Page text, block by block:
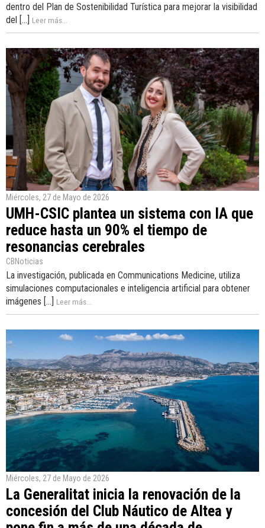
dentro del Plan de Sostenibilidad Turística para mejorar la visibilidad
del [...] Leer más...
Miércoles, 27 de Mayo de 2026
UMH-CSIC plantea un sistema con IA que
reduce hasta un 90% el tiempo de
resonancias cerebrales
CBNoticias
La investigación, publicada en Communications Medicine, utiliza
simulaciones computacionales e inteligencia artificial para obtener
imágenes [...] Leer más...
Miércoles, 27 de Mayo de 2026
La Generalitat inicia la renovación de la
concesión del Club Náutico de Altea y